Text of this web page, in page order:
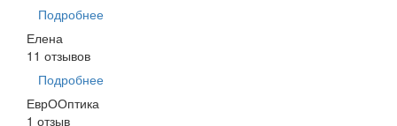
Подробнее
Елена
11 отзывов
Подробнее
ЕврООптика
1 отзыв